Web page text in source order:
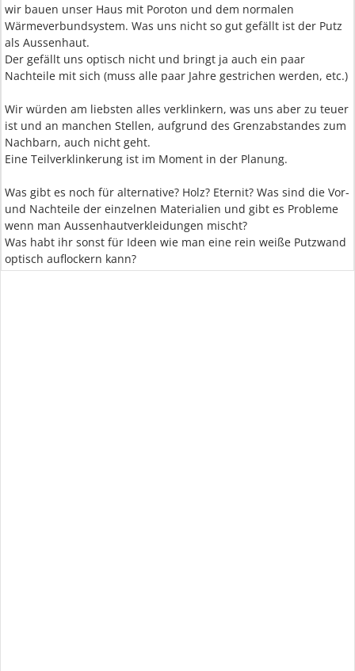
wir bauen unser Haus mit Poroton und dem normalen
Wärmeverbundsystem. Was uns nicht so gut gefällt ist der Putz
als Aussenhaut.
Der gefällt uns optisch nicht und bringt ja auch ein paar
Nachteile mit sich (muss alle paar Jahre gestrichen werden, etc.)
Wir würden am liebsten alles verklinkern, was uns aber zu teuer
ist und an manchen Stellen, aufgrund des Grenzabstandes zum
Nachbarn, auch nicht geht.
Eine Teilverklinkerung ist im Moment in der Planung.
Was gibt es noch für alternative? Holz? Eternit? Was sind die Vor-
und Nachteile der einzelnen Materialien und gibt es Probleme
wenn man Aussenhautverkleidungen mischt?
Was habt ihr sonst für Ideen wie man eine rein weiße Putzwand
optisch auflockern kann?